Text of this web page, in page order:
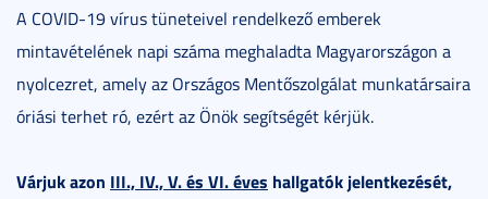
A COVID-19 vírus tüneteivel rendelkező emberek
mintavételének napi száma meghaladta Magyarországon a
nyolcezret, amely az Országos Mentőszolgálat munkatársaira
óriási terhet ró, ezért az Önök segítségét kérjük.
Várjuk azon III., IV., V. és VI. éves hallgatók jelentkezését,